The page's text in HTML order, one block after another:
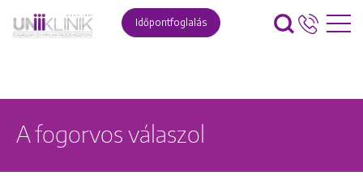
Időpontfoglalás
A fogorvos válaszol